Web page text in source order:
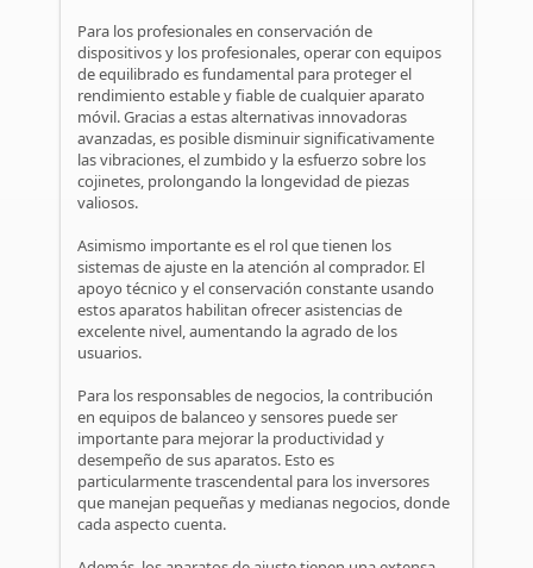
Para los profesionales en conservación de
dispositivos y los profesionales, operar con equipos
de equilibrado es fundamental para proteger el
rendimiento estable y fiable de cualquier aparato
móvil. Gracias a estas alternativas innovadoras
avanzadas, es posible disminuir significativamente
las vibraciones, el zumbido y la esfuerzo sobre los
cojinetes, prolongando la longevidad de piezas
valiosos.
Asimismo importante es el rol que tienen los
sistemas de ajuste en la atención al comprador. El
apoyo técnico y el conservación constante usando
estos aparatos habilitan ofrecer asistencias de
excelente nivel, aumentando la agrado de los
usuarios.
Para los responsables de negocios, la contribución
en equipos de balanceo y sensores puede ser
importante para mejorar la productividad y
desempeño de sus aparatos. Esto es
particularmente trascendental para los inversores
que manejan pequeñas y medianas negocios, donde
cada aspecto cuenta.